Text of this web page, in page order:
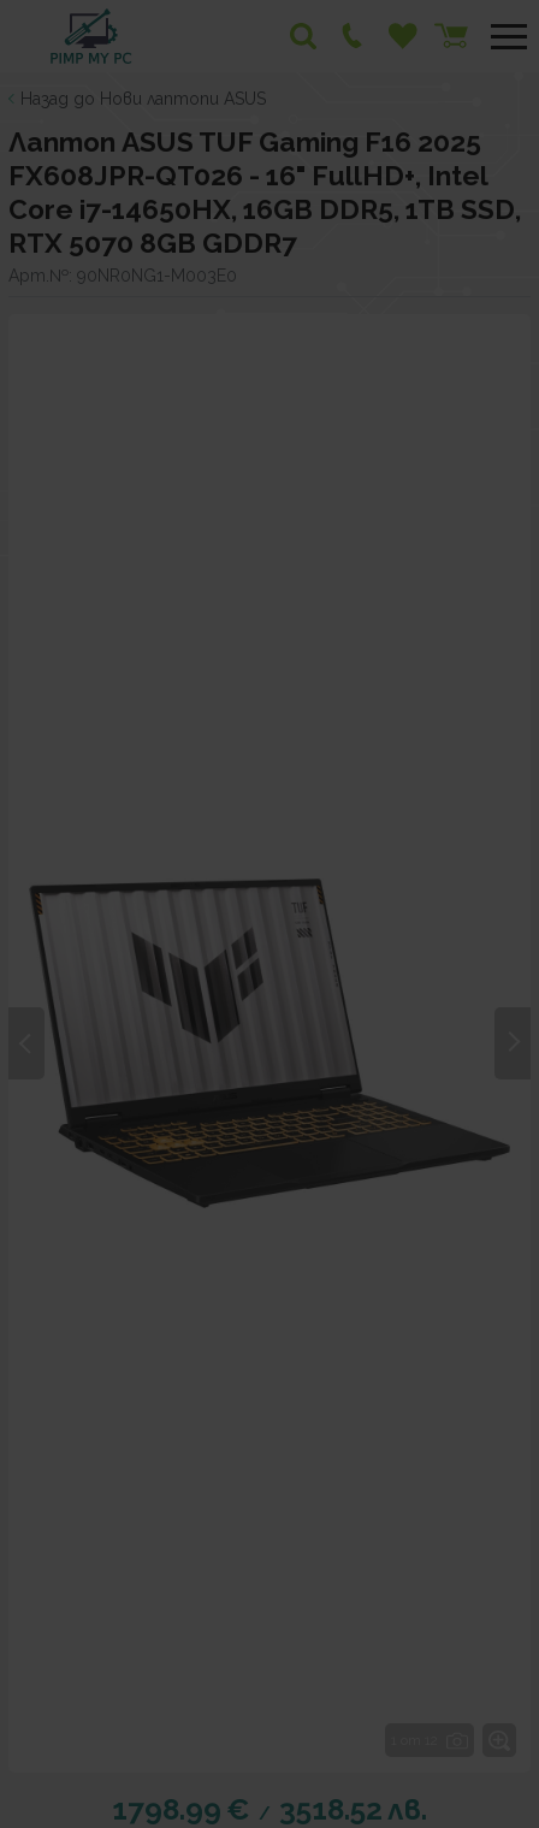
Назад до Нови лаптопи ASUS
Лаптоп ASUS TUF Gaming F16 2025
FX608JPR-QT026 - 16" FullHD+, Intel
Core i7-14650HX, 16GB DDR5, 1TB SSD,
RTX 5070 8GB GDDR7
Арт.№: 90NR0NG1-M003E0
1798.99 € / 3518.52 лв.